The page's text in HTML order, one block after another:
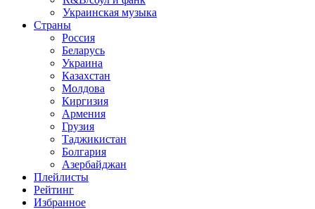
Украинская музыка
Страны
Россия
Беларусь
Украина
Казахстан
Молдова
Киргизия
Армения
Грузия
Таджикистан
Болгария
Азербайджан
Плейлисты
Рейтинг
Избранное